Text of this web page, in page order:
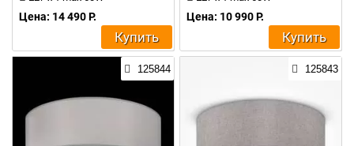
Цена: 14 490 Р.
Купить
Цена: 10 990 Р.
Купить
125844 125843